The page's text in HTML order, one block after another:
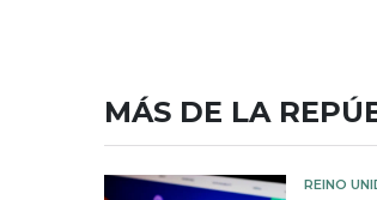
MÁS DE LA
REINO